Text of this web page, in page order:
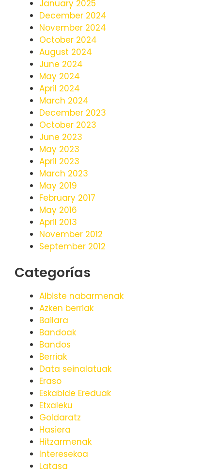
January 2025
December 2024
November 2024
October 2024
August 2024
June 2024
May 2024
April 2024
March 2024
December 2023
October 2023
June 2023
May 2023
April 2023
March 2023
May 2019
February 2017
May 2016
April 2013
November 2012
September 2012
Categorías
Albiste nabarmenak
Azken berriak
Bailara
Bandoak
Bandos
Berriak
Data seinalatuak
Eraso
Eskabide Ereduak
Etxaleku
Goldaratz
Hasiera
Hitzarmenak
Interesekoa
Latasa